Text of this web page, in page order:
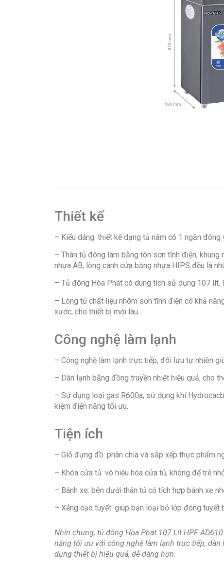
Thiết kế
– Kiểu dáng: thiết kế dạng tủ nằm có 1 ngăn
– Thân tủ đông làm bằng tôn sơn tĩnh điện,
nhựa AB, lòng cánh cửa bằng nhựa HIPS đều là
– Tủ đông Hòa Phát có dung tích sử dụng 107 lít,
– Lòng tủ chất liệu nhôm sơn tĩnh điện có khả
xước, cho thiết bị mới lâu.
Công nghệ làm lạnh
– Công nghệ làm lạnh trực tiếp, đối lưu tự nhiên
– Dàn lạnh bằng đồng truyền nhiệt hiệu quả, cho
– Sử dụng loại gas R600a, sử dụng khí
kiệm điện năng tối ưu.
Tiện ích
– Giỏ đựng đồ: phân chia và sắp xếp thực phẩm
– Khóa cửa tủ: vô hiệu hóa cửa tủ, không để trẻ
– Bánh xe: bên dưới thân tủ có tích hợp bánh xe
– Xẻng cạo tuyết: giúp bạn loại bỏ lớp đóng
Nhìn chung, tủ đông Hòa Phát 107 Lít HPF
năng tối ưu với công nghệ làm lạnh trực tiếp,
dụng thiết bị hiệu quả, dễ dàng hơn.